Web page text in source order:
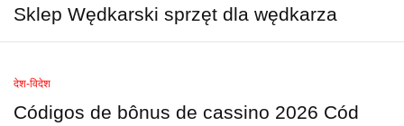
Sklep Wędkarski sprzęt dla wędkarza
देश-विदेश
Códigos de bônus de cassino 2026 Cód